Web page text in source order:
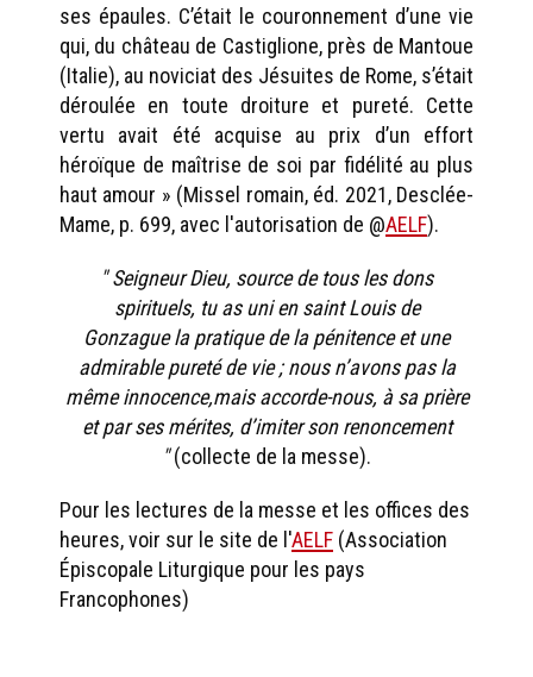
ses épaules. C’était le couronnement d’une vie
qui, du château de Castiglione, près de Mantoue
(Italie), au noviciat des Jésuites de Rome, s’était
déroulée en toute droiture et pureté. Cette
vertu avait été acquise au prix d’un effort
héroïque de maîtrise de soi par fidélité au plus
haut amour » (Missel romain, éd. 2021, Desclée-
Mame, p. 699, avec l'autorisation de @AELF).
" Seigneur Dieu, source de tous les dons
spirituels, tu as uni en saint Louis de
Gonzague la pratique de la pénitence et une
admirable pureté de vie ; nous n’avons pas la
même innocence,mais accorde-nous, à sa prière
et par ses mérites, d’imiter son renoncement
"(collecte de la messe).
Pour les lectures de la messe et les offices des
heures, voir sur le site de l'AELF (Association
Épiscopale Liturgique pour les pays
Francophones)